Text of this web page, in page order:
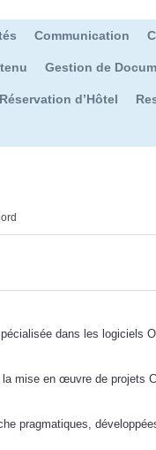
Communication
Gestion de
Réservation d’Hôtel
dans les logiciels
mise en œuvre de projets
pragmatiques,